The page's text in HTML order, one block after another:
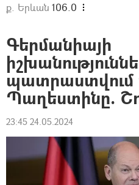
ք. Երևան 106.0
Գերմանիայի
պատրաստվում
Պաղեստինը.
23:45 24.05.2024